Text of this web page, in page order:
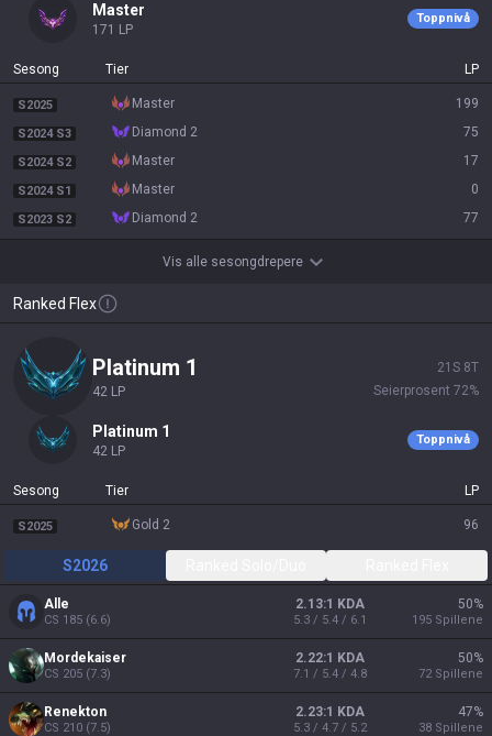
master
171 LP
Toppnivå
Sesong Tier LP
S2025 master 199
S2024 S3 diamond 2 75
S2024 S2 master 17
S2024 S1 master 0
S2023 S2 diamond 2 77
Vis alle sesongdrepere
Ranked Flex
platinum 1
42 LP
21 S 8T
Seierprosent 72%
platinum 1
42 LP
Toppnivå
Sesong Tier LP
S2025 gold 2 96
S2026
Alle
CS 185 (6.6)
2.13:1 KDA
5.3 / 5.4 / 6.1
50%
195 Spillene
Mordekaiser
CS 205 (7.3)
2.22:1 KDA
7.1 / 5.4 / 4.8
50%
72 Spillene
Renekton
CS 210 (7.5)
2.23:1 KDA
5.3 / 4.7 / 5.2
47%
38 Spillene